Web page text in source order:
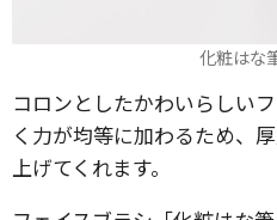
化粧はな
コロンとしたかわいらしい
く力が均等に加わるため、
上げてくれます。